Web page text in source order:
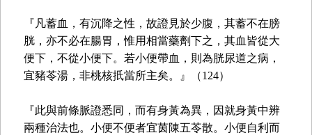
『凡蓄血，有沉降之性，故證見於少腹，其蓄不在膀
胱，亦不必在腸胃，惟用相當藥劑下之，其血皆從大
便下，不從小便下。若小便帶血，則為胱尿道之病，
宜豬苓湯，非桃核扺當所主矣。』（124）
『此與前條脈證悉同，而有身黃為異，因就身黃中辨
兩種治法也。小便不便者宜茵陳五苓散。小便自利而